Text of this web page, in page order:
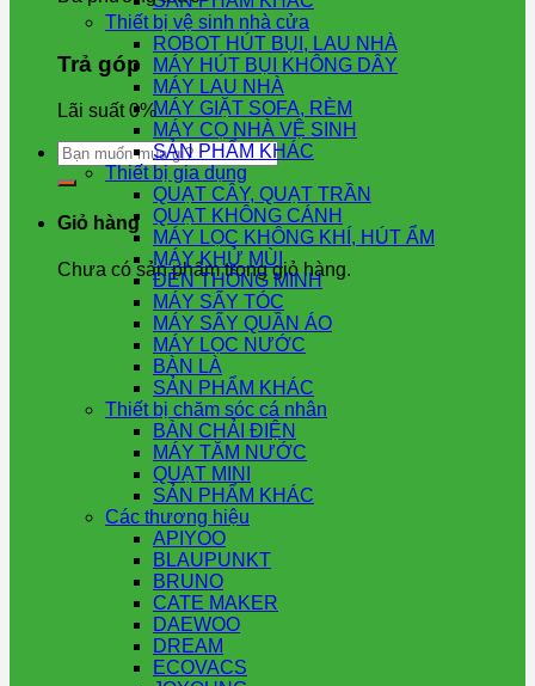
Trả góp
Lãi suất 0%
Tìm
kiếm:
Giỏ hàng
Chưa có sản phẩm trong giỏ hàng.
Thiết bị vệ sinh nhà cửa
ROBOT HÚT BỤI, LAU NHÀ
MÁY HÚT BỤI KHÔNG DÂY
MÁY LAU NHÀ
MÁY GIẶT SOFA, RÈM
MÁY CỌ NHÀ VỆ SINH
SẢN PHẨM KHÁC
Thiết bị gia dụng
QUẠT CÂY, QUẠT TRẦN
QUẠT KHÔNG CÁNH
MÁY LỌC KHÔNG KHÍ, HÚT ẨM
MÁY KHỬ MÙI
ĐÈN THÔNG MINH
MÁY SẤY TÓC
MÁY SẤY QUẦN ÁO
MÁY LỌC NƯỚC
BÀN LÀ
SẢN PHẨM KHÁC
Thiết bị chăm sóc cá nhân
BÀN CHẢI ĐIỆN
MÁY TĂM NƯỚC
QUẠT MINI
SẢN PHẨM KHÁC
Các thương hiệu
APIYOO
BLAUPUNKT
BRUNO
CATE MAKER
DAEWOO
DREAM
ECOVACS